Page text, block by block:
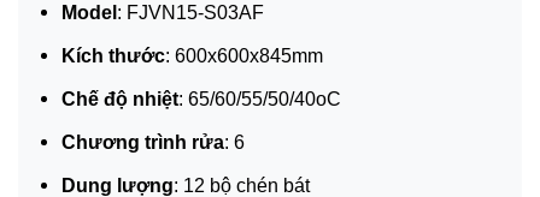
Model: FJVN15-S03AF
Kích thước: 600x600x845mm
Chế độ nhiệt: 65/60/55/50/40oC
Chương trình rửa: 6
Dung lượng: 12 bộ chén bát